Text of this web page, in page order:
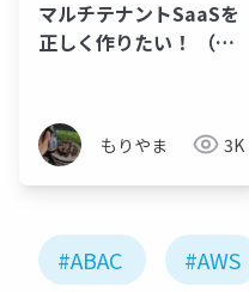
マルチテナントSaaSを
正しく作りたい！ （セ
もりやま 3K
#ABAC #AWS